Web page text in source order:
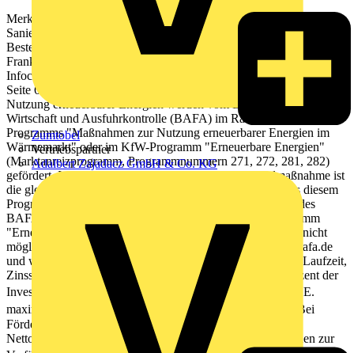
Zumtobel
Vertriebspartner
Adalbert Zajadacz GmbH & Co. KG
Merkblatt Kommunale und soziale Infrastruktur Energieeffizient
Sanieren- Kommunale Unternehmen Stand : 09/2012 •
Bestellnummer: 600 000 2422 KfW • Palmengartenstr. 5-9 • 60325
Frankfurt • Tel.: 069 7431-0 • Fax: 069 7431-2944 • www.kfw.de
Infocenter • Tel.: 0800 5399002 (kostenfrei) • Fax: 069 7431-9500
Seite 6 Beihilfen", Bestellnummer 600 000 0065). Anlagen zur
Nutzung erneuerbarer Energien werden vom Bundesamt für
Wirtschaft und Ausfuhrkontrolle (BAFA) im Rahmen des
Programms "Maßnahmen zur Nutzung erneuerbarer Energien im
Wärmemarkt" oder im KfW-Programm "Erneuerbare Energien"
(Marktanreizprogramm, Programmnummern 271, 272, 281, 282)
gefördert. Im Falle der Heizungserneuerung als Einzelmaßnahme ist
die gleichzeitige Inanspruchnahme eines KfW-Kredites aus diesem
Programm (Programmnummer 219) und eines Zuschusses des
BAFA oder eines Kredites im oben genannten KfW-Programm
"Erneuerbare Energien" für dieselbe Heizungskomponente nicht
möglich. Weitere Informationen befinden sich unter www.bafa.de
und www.kfw.de . Konditionen Kreditbetrag Kreditbetrag, Laufzeit,
Zinssatz, Bereitstellung, Tilgung Es werden bis zu 100 Prozent der
Investitionskosten finanziert:  Bei den Förderstufen A. bis E.
maximal 500 Euro pro Quadratmeter Nettogrundfläche.  Bei
Förderstufe F. maximal 300 Euro pro Quadratmeter
Nettogrundfläche. Laufzeit Folgende Laufzeitvarianten stehen zur